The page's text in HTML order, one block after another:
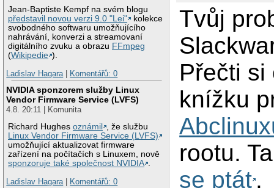
Jean-Baptiste Kempf na svém blogu
představil novou verzi 9.0 "Lei"
kolekce
svobodného softwaru umožňujícího
nahrávání, konverzi a streamovaní
digitálního zvuku a obrazu FFmpeg
(Wikipedie ).
Ladislav Hagara| Komentářů: 0
NVIDIA sponzorem služby Linux
Vendor Firmware Service (LVFS)
4.8. 20:11 | Komunita
Richard Hughesoznámil
, že službu
Linux Vendor Firmware Service (LVFS)
umožňující aktualizovat firmware
zařízení na počítačích s Linuxem, nově
sponzoruje také společnost NVIDIA .
Ladislav Hagara| Komentářů: 0
Tvůj
Přečti si
knížku
rootu.
se ptát .